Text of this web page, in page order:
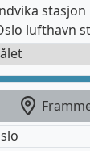
stasjon
lufthavn